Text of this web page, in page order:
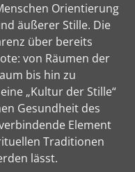
Orientierung
äußerer Stille. Die
über bereits
von Räumen der
bis hin zu
„Kultur der Stille“
Gesundheit des
Element
Traditionen
lässt.